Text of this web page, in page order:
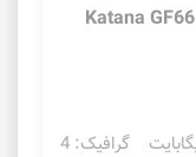
لپ تاپ گیمینگ 15.6 اینچ MSI مدل Katana GF66
پردازنده: Core i7-12700H رم: 16 گیگابایت گرافیک: 4